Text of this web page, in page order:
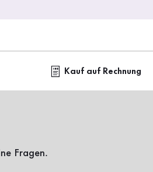
Kauf auf Rechnung
Fragen.